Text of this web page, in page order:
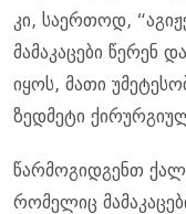
კი, საერთოდ,
მამაკაცები წერენ
იყოს, მათი
ზედმეტი
წარმოგიდგენთ
რომელიც